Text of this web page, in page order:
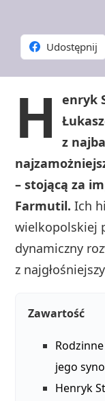
Udostępnij
H
enryk
z
– stojącą za
Farmutil. Ich
wielkopolskiej
dynamiczny
z
Zawartość
jego
Henryk